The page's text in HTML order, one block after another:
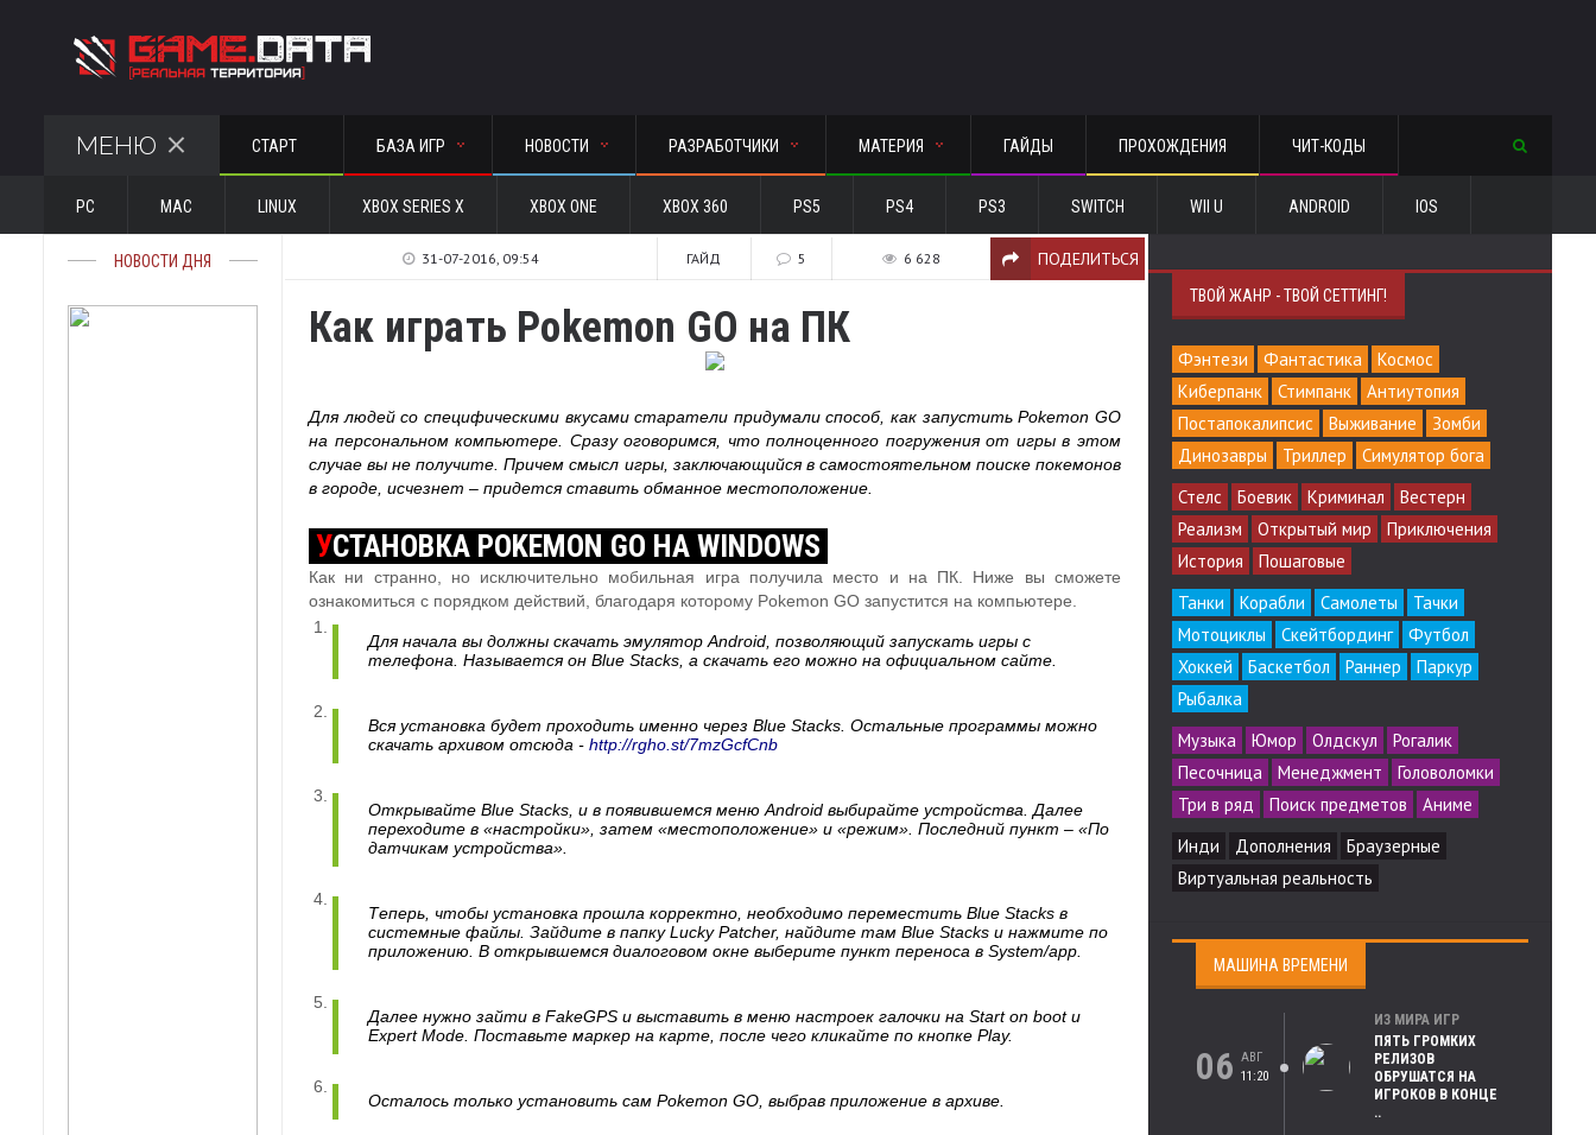
МЕНЮ СТАРТ БАЗА ИГР НОВОСТИ РАЗРАБОТЧИКИ МАТЕРИЯ ГАЙДЫ ПРОХОЖДЕНИЯ ЧИТ-КОДЫ
PC MAC LINUX XBOX SERIES X XBOX ONE XBOX 360 PS5 PS4 PS3 SWITCH WII U ANDROID IOS
НОВОСТИ ДНЯ 31-07-2016, 09:54 ГАЙД 5 6 628 ПОДЕЛИТЬСЯ
Как играть Pokemon GO на ПК
Для людей со специфическими вкусами старатели придумали способ, как запустить Pokemon GO
на персональном компьютере. Сразу оговоримся, что полноценного погружения от игры в этом
случае вы не получите. Причем смысл игры, заключающийся в самостоятельном поиске покемонов
в городе, исчезнет – придется ставить обманное местоположение.
УСТАНОВКА POKEMON GO НА WINDOWS
Как ни странно, но исключительно мобильная игра получила место и на ПК. Ниже вы сможете
ознакомиться с порядком действий, благодаря которому Pokemon GO запустится на компьютере.
Для начала вы должны скачать эмулятор Android, позволяющий запускать игры с
телефона. Называется он Blue Stacks, а скачать его можно на официальном сайте.
Вся установка будет проходить именно через Blue Stacks. Остальные программы можно
скачать архивом отсюда - http://rgho.st/7mzGcfCnb
Открывайте Blue Stacks, и в появившемся меню Android выбирайте устройства. Далее
переходите в «настройки», затем «местоположение» и «режим». Последний пункт – «По
датчикам устройства».
Теперь, чтобы установка прошла корректно, необходимо переместить Blue Stacks в
системные файлы. Зайдите в папку Lucky Patcher, найдите там Blue Stacks и нажмите по
приложению. В открывшемся диалоговом окне выберите пункт переноса в System/app.
Далее нужно зайти в FakeGPS и выставить в меню настроек галочки на Start on boot и
Expert Mode. Поставьте маркер на карте, после чего кликайте по кнопке Play.
Осталось только установить сам Pokemon GO, выбрав приложение в архиве.
ТВОЙ ЖАНР - ТВОЙ СЕТТИНГ!
Фэнтези Фантастика
Космос
Киберпанк
Стимпанк
Антиутопия
Постапокалипсис
Выживание
Зомби
Динозавры
Триллер
Симулятор бога
Стелс
Боевик Криминал
Вестерн
Реализм
Открытый мир
Приключения
История
Пошаговые
Танки
Корабли Самолеты
Тачки
Мотоциклы
Скейтбординг
Футбол
Хоккей
Баскетбол Раннер
Паркур
Рыбалка
Музыка
Юмор Олдскул
Рогалик
Песочница
Менеджмент
Головоломки
Три в ряд
Поиск предметов
Аниме
Инди
Дополнения
Браузерные
Виртуальная реальность
МАШИНА ВРЕМЕНИ
06 АВГ
11:20
ИЗ МИРА ИГР
ПЯТЬ ГРОМКИХ
РЕЛИЗОВ
ОБРУШАТСЯ НА
ИГРОКОВ В КОНЦЕ
..